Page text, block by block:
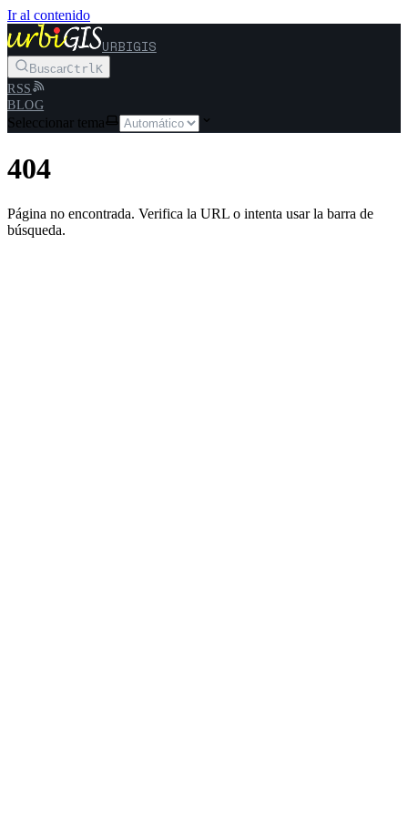
Ir al contenido
URBIGIS
BuscarCtrlK
RSS
BLOG
Seleccionar tema
404
Página no encontrada. Verifica la URL o intenta usar la barra de
búsqueda.